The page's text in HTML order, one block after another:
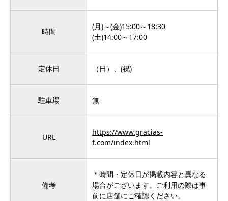
時間
(月)～(金)15:00～18:30
(土)14:00～17:00
定休日 （日）、(祝)
駐車場 無
URL
https://www.gracias-
f.com/index.html
備考
＊時間・定休日が掲載内容と異なる
場合がございます。ご利用の際は事
前に店舗にご確認ください。